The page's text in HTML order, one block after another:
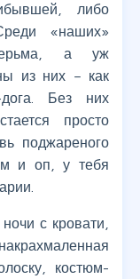
либо
«наших»
а уж
из них – как
Без них
просто
поджареного
и оп, у тебя
с кровати,
костюм-